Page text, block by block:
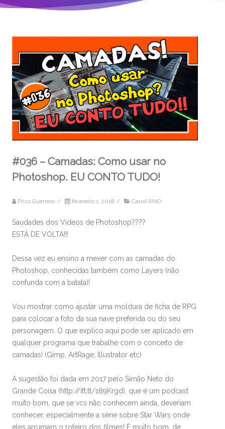
#036 – Camadas: Como usar no
Photoshop. EU CONTO TUDO!
Priss Guerrero / fevereiro 1, 2018 / Canal RMO
Saudades dos Vídeos de Photoshop????
ESTÁ DE VOLTA!!!
Dessa vez eu ensino a mexer com as camadas do
Photoshop, conhecidas também como Layers (não
confunda com a batata)!
Vou mostrar como ajustar uma moldura de ficha de RPG
para colocar a foto da sua nave preferida ou do seu
personagem. O que explico aqui pode ser aplicado em
qualquer programa que trabalhe com o conceito de
camadas! (Gimp, ArtRage, Illustrator etc)
A sugestão foi dada em 2017 pelo Simão Neto do
Grande Coisa (http://ift.tt/189Krgd), que é um podcast
muito bom, que se vcs não conhecem ainda, deveriam
conhecer, especialmente a série sobre Star Wars onde
eles arrumam o roteiro dos filmes! É muito bom, de